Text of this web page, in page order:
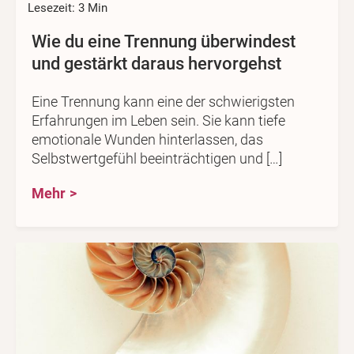
Lesezeit: 3 Min
Wie du eine Trennung überwindest
und gestärkt daraus hervorgehst
Eine Trennung kann eine der schwierigsten
Erfahrungen im Leben sein. Sie kann tiefe
emotionale Wunden hinterlassen, das
Selbstwertgefühl beeinträchtigen und […]
Mehr